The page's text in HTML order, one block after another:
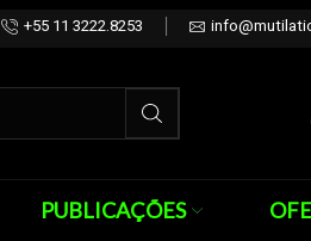
+55 11 3222.8253
PUBLICAÇÕES